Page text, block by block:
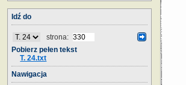
Idź do
strona:
Pobierz pełen tekst
T. 24.txt
Nawigacja